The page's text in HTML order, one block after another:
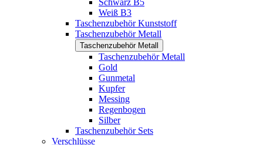
Schwarz B5
Weiß B3
Taschenzubehör Kunststoff
Taschenzubehör Metall
Taschenzubehör Metall
Taschenzubehör Metall
Gold
Gunmetal
Kupfer
Messing
Regenbogen
Silber
Taschenzubehör Sets
Verschlüsse